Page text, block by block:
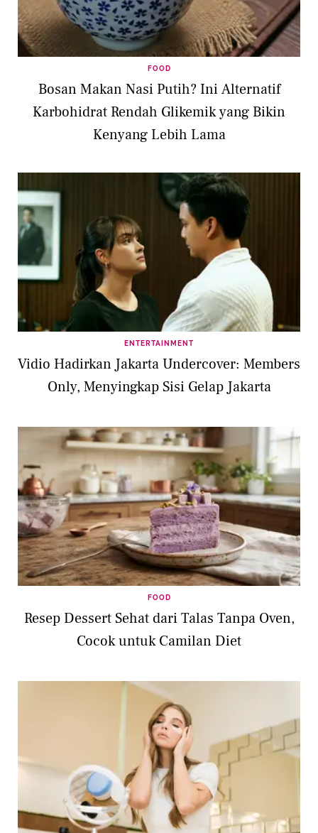
FOOD
Bosan Makan Nasi Putih? Ini Alternatif
Karbohidrat Rendah Glikemik yang Bikin
Kenyang Lebih Lama
ENTERTAINMENT
Vidio Hadirkan Jakarta Undercover: Members
Only, Menyingkap Sisi Gelap Jakarta
FOOD
Resep Dessert Sehat dari Talas Tanpa Oven,
Cocok untuk Camilan Diet